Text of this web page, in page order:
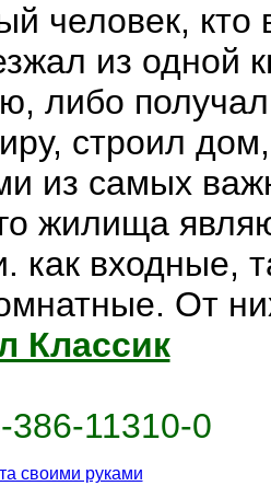
человек, кто
из одной
либо
строил
из самых
жилища
как входные,
От
Классик
386-11310-0
своими руками